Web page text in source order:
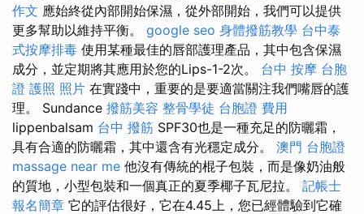
作文 應始終從內部開始保濕，從外部開始，我們可以提供
更多幫助以維持平衡。 google seo 身體撥筋教學 台中泰
式按摩排毒 使用某種最佳的唇部護理產品，其中包含保濕
成分，並定期將其應用於您的Lips-1-2次。 台中 按摩 台胞
證 護照 照片 在實踐中，重要的是要適當關注我們嘴唇的護
理。 Sundance 撥筋美容 整骨學徒 台胞證 費用
lippenbalsam 台中 撥筋 SPF30也是一種充足的防曬霜，
具有合適的防曬霜，其中還含有光穩定成分。 澳門 台胞證
massage near me 他沒有傳統的棍子包裝，而是像奶油般
的質地，小型包裝和一個真正的夏季椰子瓦尼拉。 記帳士
報名簡章 它的評估很好，它在4.45上，您已經體驗到它確